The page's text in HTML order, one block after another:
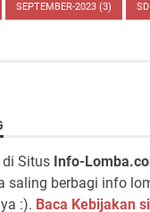
SEPTEMBER-2023 (3) SD
di Situs Info-
saling berbagi info
:). Baca Kebijakan